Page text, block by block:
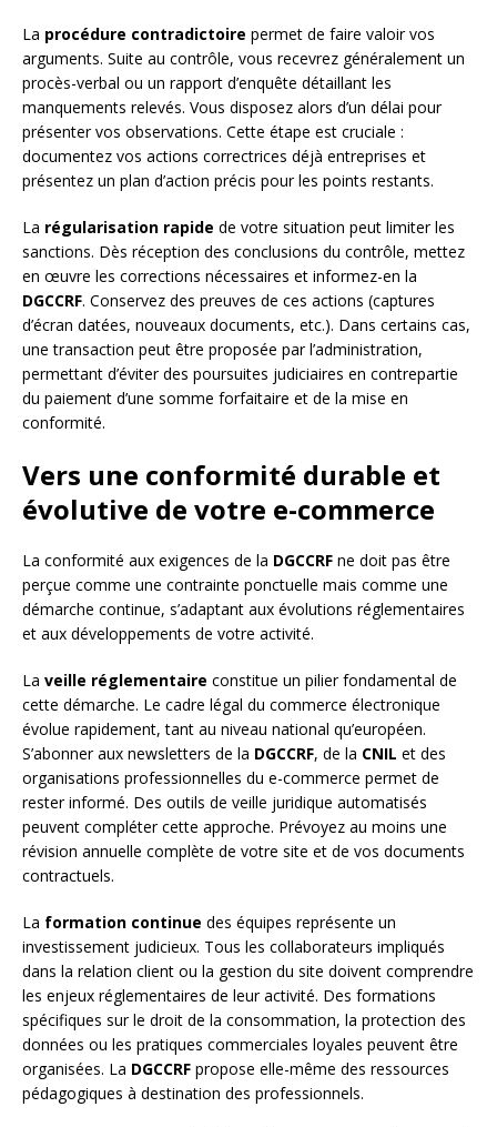
La procédure contradictoire permet de faire valoir vos
arguments. Suite au contrôle, vous recevrez généralement un
procès-verbal ou un rapport d’enquête détaillant les
manquements relevés. Vous disposez alors d’un délai pour
présenter vos observations. Cette étape est cruciale :
documentez vos actions correctrices déjà entreprises et
présentez un plan d’action précis pour les points restants.
La régularisation rapide de votre situation peut limiter les
sanctions. Dès réception des conclusions du contrôle, mettez
en œuvre les corrections nécessaires et informez-en la
DGCCRF. Conservez des preuves de ces actions (captures
d’écran datées, nouveaux documents, etc.). Dans certains cas,
une transaction peut être proposée par l’administration,
permettant d’éviter des poursuites judiciaires en contrepartie
du paiement d’une somme forfaitaire et de la mise en
conformité.
Vers une conformité durable et
évolutive de votre e-commerce
La conformité aux exigences de la DGCCRF ne doit pas être
perçue comme une contrainte ponctuelle mais comme une
démarche continue, s’adaptant aux évolutions réglementaires
et aux développements de votre activité.
La veille réglementaire constitue un pilier fondamental de
cette démarche. Le cadre légal du commerce électronique
évolue rapidement, tant au niveau national qu’européen.
S’abonner aux newsletters de la DGCCRF, de la CNIL et des
organisations professionnelles du e-commerce permet de
rester informé. Des outils de veille juridique automatisés
peuvent compléter cette approche. Prévoyez au moins une
révision annuelle complète de votre site et de vos documents
contractuels.
La formation continue des équipes représente un
investissement judicieux. Tous les collaborateurs impliqués
dans la relation client ou la gestion du site doivent comprendre
les enjeux réglementaires de leur activité. Des formations
spécifiques sur le droit de la consommation, la protection des
données ou les pratiques commerciales loyales peuvent être
organisées. La DGCCRF propose elle-même des ressources
pédagogiques à destination des professionnels.